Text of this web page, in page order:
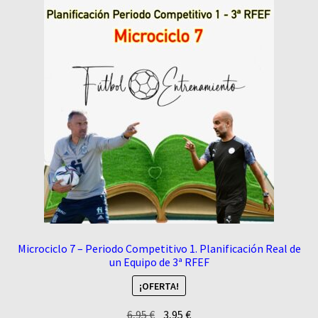
Microciclo 7 – Periodo Competitivo 1. Planificación Real de
un Equipo de 3ª RFEF
¡OFERTA!
6,95€ El3,95€El